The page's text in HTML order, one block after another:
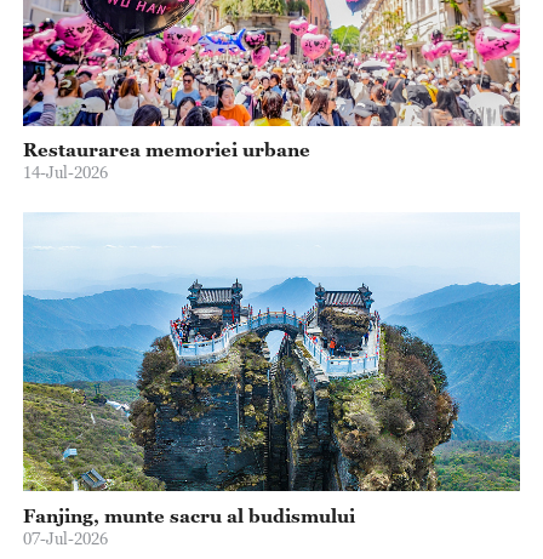
Restaurarea memoriei urbane
14-Jul-2026
Fanjing, munte sacru al budismului
07-Jul-2026